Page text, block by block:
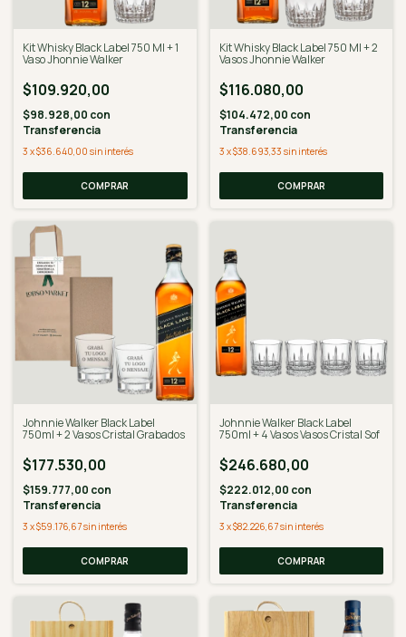
Kit Whisky Black Label 750 Ml + 1
Vaso Jhonnie Walker
$109.920,00
$98.928,00 con
Transferencia
3 x$36.640,00 sin interés
Kit Whisky Black Label 750 Ml + 2
Vasos Jhonnie Walker
$116.080,00
$104.472,00 con
Transferencia
3 x$38.693,33 sin interés
Johnnie Walker Black Label
750ml + 2 Vasos Cristal Grabados
$177.530,00
$159.777,00 con
Transferencia
3 x$59.176,67sin interés
COMPRAR
Johnnie Walker Black Label
750ml + 4 Vasos Vasos Cristal Sof
$246.680,00
$222.012,00 con
Transferencia
3 x$82.226,67sin interés